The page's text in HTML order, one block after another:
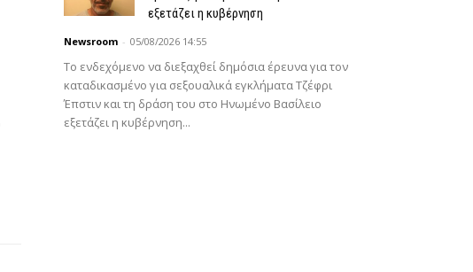
εξετάζει η κυβέρνηση
Newsroom - 05/08/2026 14:55
Το ενδεχόμενο να διεξαχθεί δημόσια έρευνα για τον
καταδικασμένο για σεξουαλικά εγκλήματα Τζέφρι
Έπστιν και τη δράση του στο Ηνωμένο Βασίλειο
εξετάζει η κυβέρνηση...